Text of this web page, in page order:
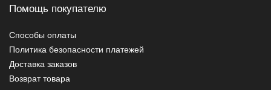
Помощь покупателю
Способы оплаты
Политика безопасности платежей
Доставка заказов
Возврат товара